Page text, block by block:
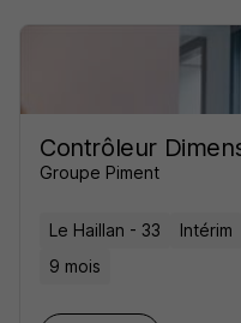
Contrôleur
Groupe Piment
Le Haillan - 33 Intérim
9 mois